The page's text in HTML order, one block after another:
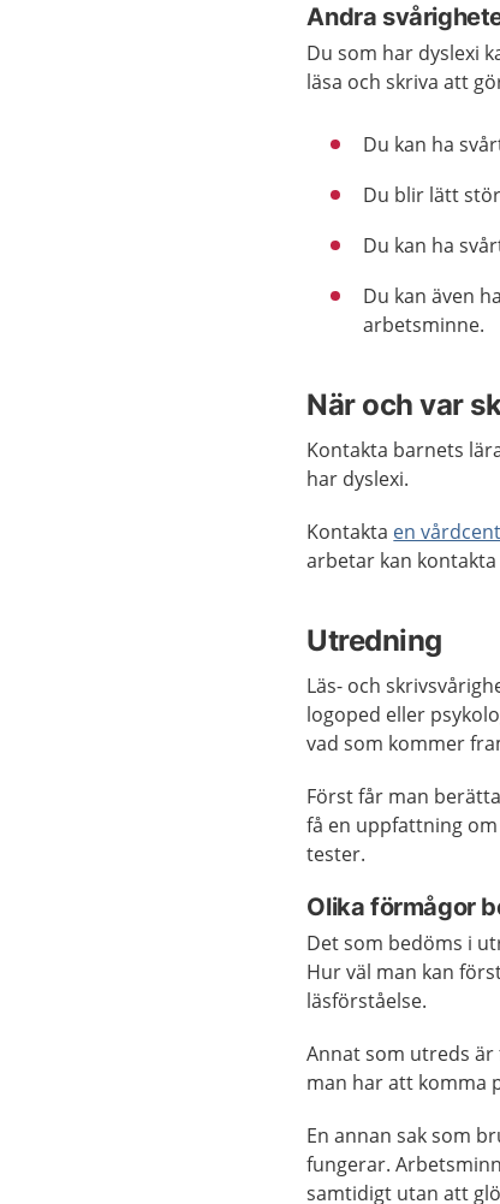
Andra
Du som har dyslexi
läsa och skriva att
Du kan ha
Du blir lätt
Du kan ha
Du kan även
arbetsminne.
När och var
Kontakta barnets
har dyslexi.
Kontakta en
arbetar kan
Utredning
Läs- och
logoped eller
vad som kommer
Först får man
få en uppfattning
tester.
Olika förmågor
Det som bedöms i
Hur väl man kan
läsförståelse.
Annat som utreds
man har att komma
En annan sak som
fungerar.
samtidigt utan att